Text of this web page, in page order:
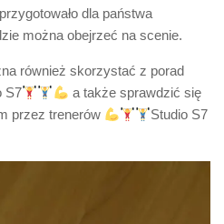
dla państwa
można obejrzeć na scenie.
również skorzystać z porad
S7
a także sprawdzić się
przez trenerów
Studio S7